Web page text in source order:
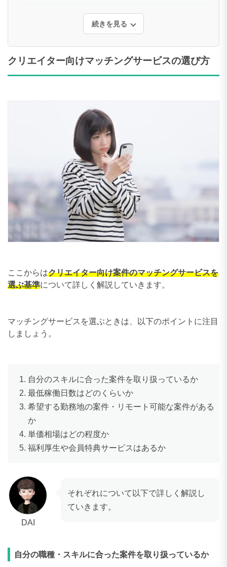
続きを見る
クリエイター向けマッチングサービスの選び方
ここからはクリエイター向け案件のマッチングサービスを
選ぶ基準について詳しく解説していきます。
マッチングサービスを選ぶときは、以下のポイントに注目
しましょう。
自分のスキルに合った案件を取り扱っているか
最低稼働日数はどのくらいか
希望する勤務地の案件・リモート可能な案件がある
か
単価相場はどの程度か
福利厚生や会員特典サービスはあるか
DAI
それぞれについて以下で詳しく解説し
ていきます。
自分の職種・スキルに合った案件を取り扱っているか